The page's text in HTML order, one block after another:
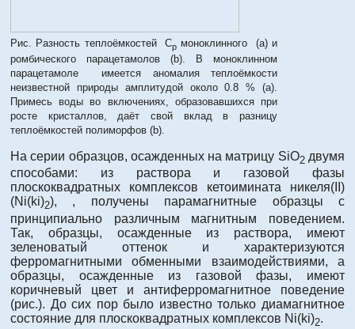
Рис. Разность теплоёмкостей Cp моноклинного (a) и
ромбического парацетамолов (b). В моноклинном
парацетамоле имеется аномалия теплоёмкости
неизвестной природы амплитудой около 0.8 % (a).
Примесь воды во включениях, образовавшихся при
росте кристаллов, даёт свой вклад в разницу
теплоёмкостей полиморфов (b).
На серии образцов, осажденных на матрицу SiO2двумя
способами: из раствора и газовой фазы
плоскоквадратных комплексов кетоимината никеля(II)
(Ni(ki)2), , получены парамагнитные образцы с
принципиально различным магнитным поведением.
Так, образцы, осажденные из раствора, имеют
зеленоватый оттенок и характеризуются
ферромагнитными обменными взаимодействиями, а
образцы, осажденные из газовой фазы, имеют
коричневый цвет и антиферромагнитное поведение
(рис.). До сих пор было известно только диамагнитное
состояние для плоскоквадратных комплексов Ni(ki)2.